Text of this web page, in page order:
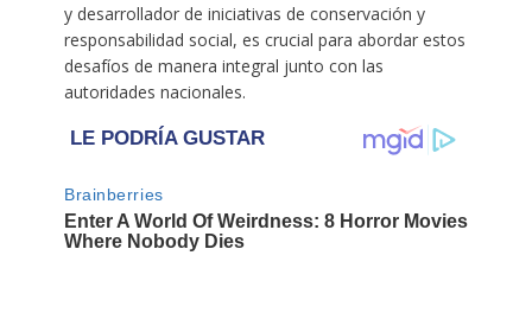
y desarrollador de iniciativas de conservación y
responsabilidad social, es crucial para abordar estos
desafíos de manera integral junto con las
autoridades nacionales.